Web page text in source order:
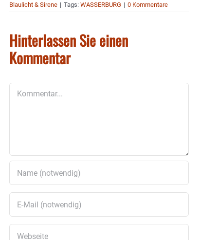
Blaulicht & Sirene | Tags: WASSERBURG | 0 Kommentare
Hinterlassen Sie einen
Kommentar